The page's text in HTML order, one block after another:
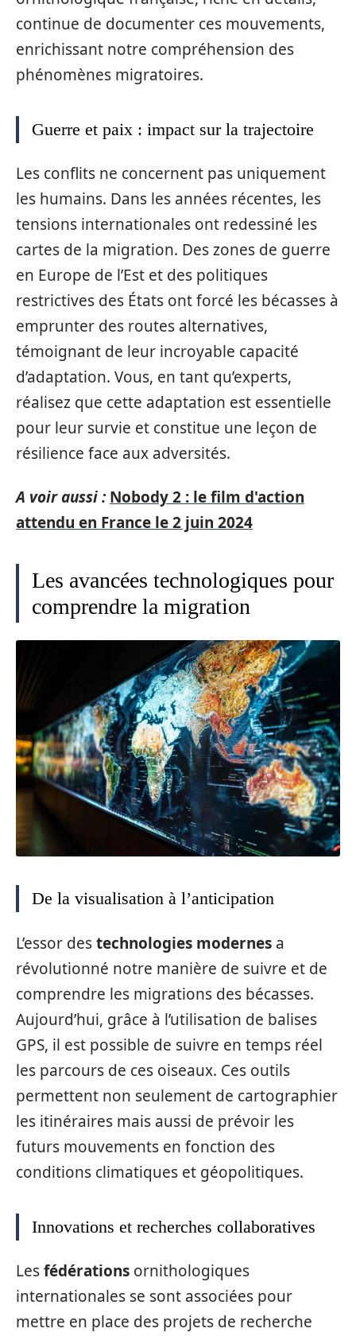
continue de documenter ces mouvements,
enrichissant notre compréhension des
phénomènes migratoires.
Guerre et paix : impact sur la trajectoire
Les conflits ne concernent pas uniquement
les humains. Dans les années récentes, les
tensions internationales ont redessiné les
cartes de la migration. Des zones de guerre
en Europe de l’Est et des politiques
restrictives des États ont forcé les bécasses à
emprunter des routes alternatives,
témoignant de leur incroyable capacité
d’adaptation. Vous, en tant qu’experts,
réalisez que cette adaptation est essentielle
pour leur survie et constitue une leçon de
résilience face aux adversités.
A voir aussi : Nobody 2 : le film d'action
attendu en France le 2 juin 2024
Les avancées technologiques pour
comprendre la migration
De la visualisation à l’anticipation
L’essor destechnologies modernes a
révolutionné notre manière de suivre et de
comprendre les migrations des bécasses.
Aujourd’hui, grâce à l’utilisation de balises
GPS, il est possible de suivre en temps réel
les parcours de ces oiseaux. Ces outils
permettent non seulement de cartographier
les itinéraires mais aussi de prévoir les
futurs mouvements en fonction des
conditions climatiques et géopolitiques.
Innovations et recherches collaboratives
Lesfédérations ornithologiques
internationales se sont associées pour
mettre en place des projets de recherche